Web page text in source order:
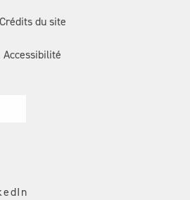
Crédits du site
Accessibilité